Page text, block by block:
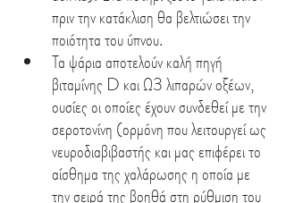
πριν την κατάκλιση θα βελτιώσει την
ποιότητα του ύπνου.
Τα ψάρια αποτελούν καλή πηγή
βιταμίνης D και Ω3 λιπαρών οξέων,
ουσίες οι οποίες έχουν συνδεθεί με την
σεροτονίνη (ορμόνη που λειτουργεί ως
νευροδιαβιβαστής και μας επιφέρει το
αίσθημα της χαλάρωσης η οποία με
την σειρά της βοηθά στη ρύθμιση του